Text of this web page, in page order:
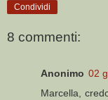
Condividi
8 commenti:
Anonimo 02
Marcella,